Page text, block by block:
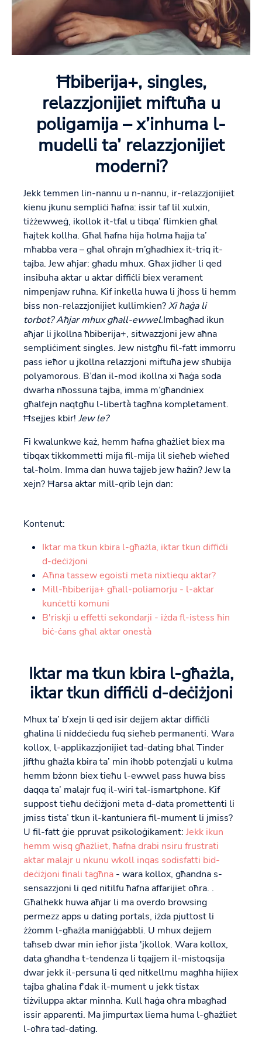
Ħbiberija+, singles,
relazzjonijiet miftuħa u
poligamija – x’inhuma l-
mudelli ta’ relazzjonijiet
moderni?
Jekk temmen lin-nannu u n-nannu, ir-relazzjonijiet
kienu jkunu sempliċi ħafna: issir taf lil xulxin,
tiżżewweġ, ikollok it-tfal u tibqa’ flimkien għal
ħajtek kollha. Għal ħafna hija ħolma ħajja ta’
mħabba vera – għal oħrajn m’għadhiex it-triq it-
tajba. Jew aħjar: għadu mhux. Għax jidher li qed
insibuha aktar u aktar diffiċli biex verament
nimpenjaw ruħna. Kif inkella huwa li jħoss li hemm
biss non-relazzjonijiet kullimkien?Xi ħaġa li
torbot? Aħjar mhux għall-ewwel.Imbagħad ikun
aħjar li jkollna ħbiberija+, sitwazzjoni jew aħna
sempliċiment singles. Jew nistgħu fil-fatt immorru
pass ieħor u jkollna relazzjoni miftuħa jew sħubija
polyamorous. B’dan il-mod ikollna xi ħaġa soda
dwarha nħossuna tajba, imma m’għandniex
għalfejn naqtgħu l-libertà tagħna kompletament.
Ħsejjes kbir! Jew le?
Fi kwalunkwe każ, hemm ħafna għażliet biex ma
tibqax tikkommetti mija fil-mija lil sieħeb wieħed
tal-ħolm. Imma dan huwa tajjeb jew ħażin? Jew la
xejn? Ħarsa aktar mill-qrib lejn dan:
Kontenut:
Iktar ma tkun kbira l-għażla, iktar tkun diffiċli
d-deċiżjoni
Aħna tassew egoisti meta nixtiequ aktar?
Mill-ħbiberija+ għall-poliamorju - l-aktar
kunċetti komuni
B'riskji u effetti sekondarji - iżda fl-istess ħin
biċ-ċans għal aktar onestà
Iktar ma tkun kbira l-għażla,
iktar tkun diffiċli d-deċiżjoni
Mhux ta’ b’xejn li qed isir dejjem aktar diffiċli
għalina li niddeċiedu fuq sieħeb permanenti. Wara
kollox, l-applikazzjonijiet tad-dating bħal Tinder
jiftħu għażla kbira ta’ min iħobb potenzjali u kulma
hemm bżonn biex tieħu l-ewwel pass huwa biss
daqqa ta’ malajr fuq il-wiri tal-ismartphone. Kif
suppost tieħu deċiżjoni meta d-data promettenti li
jmiss tista’ tkun il-kantuniera fil-mument li jmiss?
U fil-fatt ġie ppruvat psikoloġikament: Jekk ikun
hemm wisq għażliet, ħafna drabi nsiru frustrati
aktar malajr u nkunu wkoll inqas sodisfatti bid-
deċiżjoni finali tagħna - wara kollox, għandna s-
sensazzjoni li qed nitilfu ħafna affarijiet oħra. .
Għalhekk huwa aħjar li ma overdo browsing
permezz apps u dating portals, iżda pjuttost li
żżomm l-għażla maniġġabbli. U mhux dejjem
taħseb dwar min ieħor jista 'jkollok. Wara kollox,
data għandha t-tendenza li tqajjem il-mistoqsija
dwar jekk il-persuna li qed nitkellmu magħha hijiex
tajba għalina f'dak il-mument u jekk tistax
tiżviluppa aktar minnha. Kull ħaġa oħra mbagħad
issir apparenti. Ma jimpurtax liema huma l-għażliet
l-oħra tad-dating.